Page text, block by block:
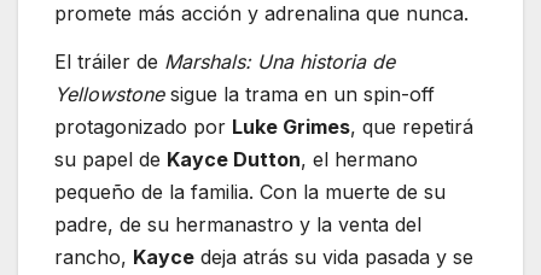
promete más acción y adrenalina que nunca.
El tráiler de Marshals: Una historia de
Yellowstonesigue la trama en un spin-off
protagonizado por Luke Grimes, que repetirá
su papel de Kayce Dutton, el hermano
pequeño de la familia. Con la muerte de su
padre, de su hermanastro y la venta del
rancho, Kayce deja atrás su vida pasada y se